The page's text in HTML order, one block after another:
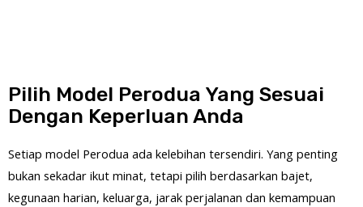
Pilih Model Perodua Yang Sesuai
Dengan Keperluan Anda
Setiap model Perodua ada kelebihan tersendiri. Yang penting
bukan sekadar ikut minat, tetapi pilih berdasarkan bajet,
kegunaan harian, keluarga, jarak perjalanan dan kemampuan